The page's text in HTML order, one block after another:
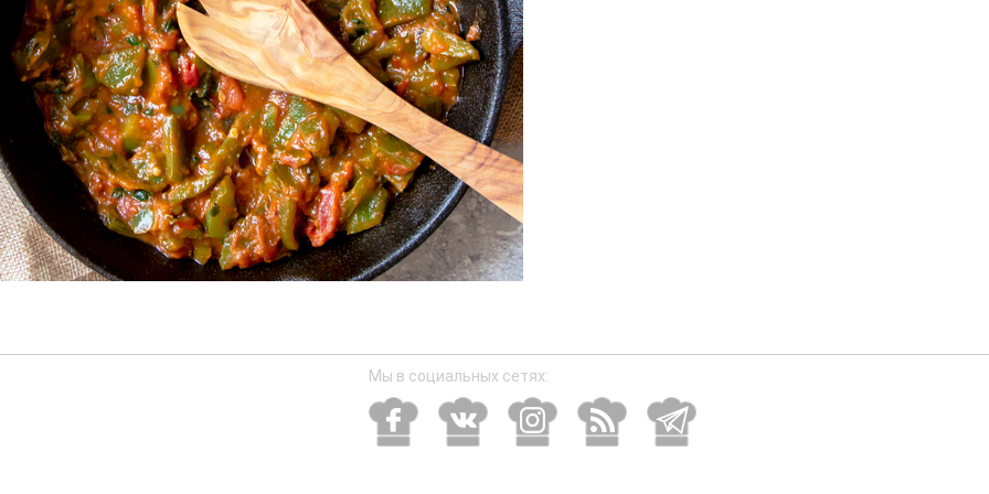
Мы в социальных сетях: